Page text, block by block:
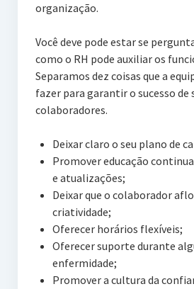
organização.
Você deve pode estar se
como o RH pode auxiliar os
Separamos dez coisas que a
fazer para garantir o sucesso de
colaboradores.
Deixar claro o seu plano de
Promover educação
e atualizações;
Deixar que o colaborador
criatividade;
Oferecer horários flexíveis;
Oferecer suporte durante
enfermidade;
Promover a cultura da